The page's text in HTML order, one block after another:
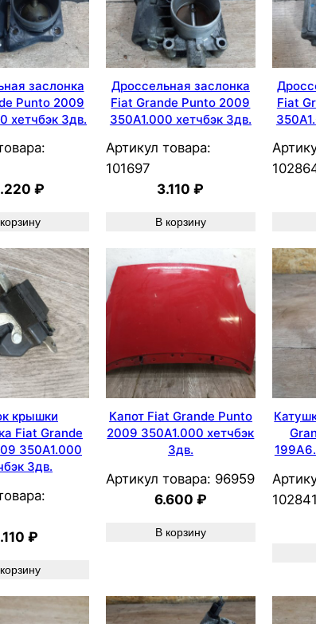
заслонка
Punto 2009
хетчбэк 3дв.
₽
Дроссельная заслонка
Fiat Grande Punto 2009
350A1.000 хетчбэк 3дв.
Артикул товара:
101697
3.110₽
В корзину
Fiat
крышки
Fiat Grande
350A1.000
3дв.
₽
Капот Fiat Grande Punto
2009 350A1.000 хетчбэк
3дв.
Артикул товара: 96959
6.600 ₽
В корзину
102841